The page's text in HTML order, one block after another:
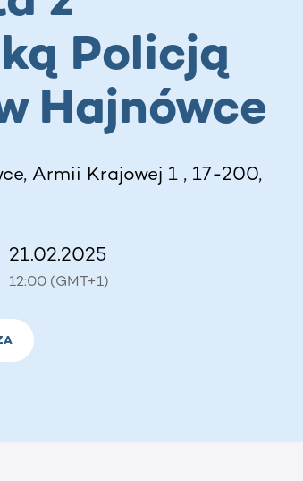
Policją
Hajnówce
Armii Krajowej 1 , 17-200,
21.02.2025
12:00 (GMT+1)